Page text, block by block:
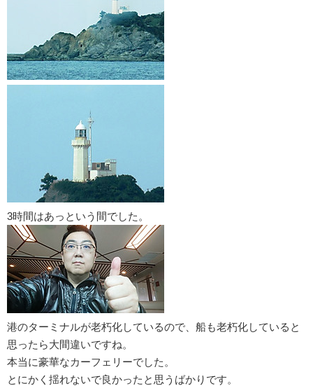
3時間はあっという間でした。
港のターミナルが老朽化しているので、船も老朽化していると
思ったら大間違いですね。
本当に豪華なカーフェリーでした。
とにかく揺れないで良かったと思うばかりです。